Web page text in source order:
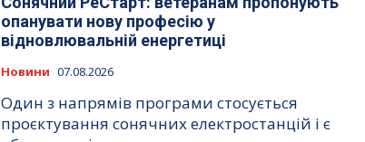
опанувати нову професію у
відновлювальній енергетиці
Новини 07.08.2026
Один з напрямів програми стосується
проєктування сонячних електростанцій і є